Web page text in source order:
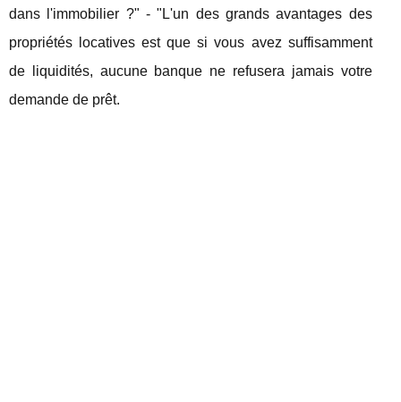
dans l'immobilier ?" - "L'un des grands avantages des
propriétés locatives est que si vous avez suffisamment
de liquidités, aucune banque ne refusera jamais votre
demande de prêt.